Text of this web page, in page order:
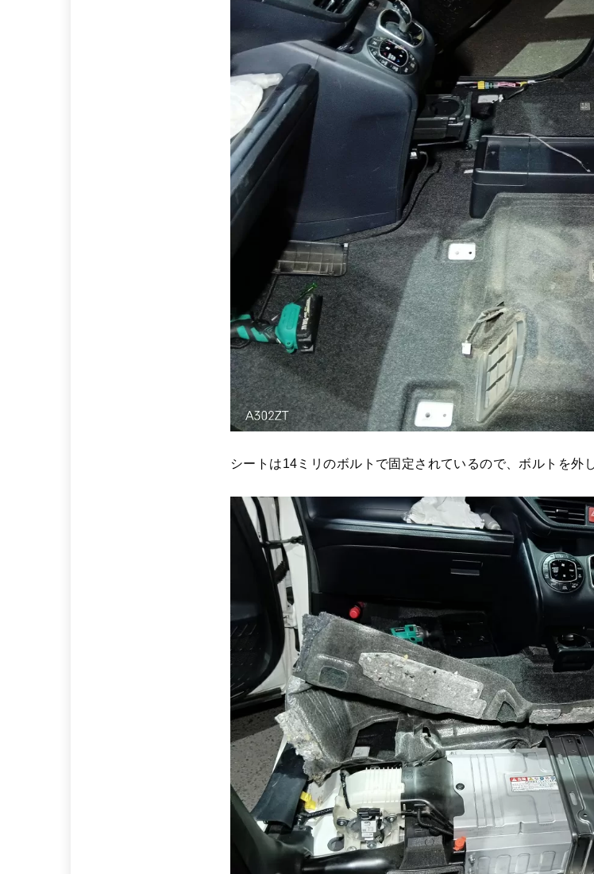
シートは14ミリのボルトで固定されているので、ボルトを外